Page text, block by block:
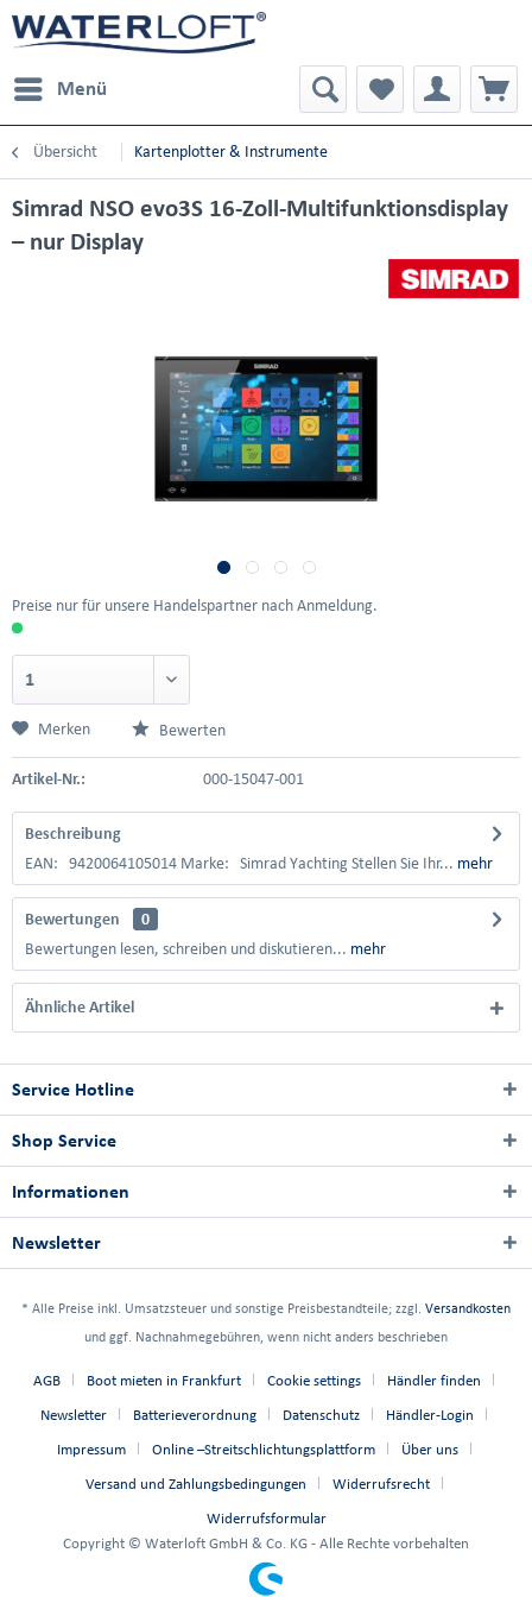
Menü
Übersicht Kartenplotter & Instrumente
Simrad NSO evo3S 16-Zoll-Multifunktionsdisplay
– nur Display
Preise nur für unsere Handelspartner nach Anmeldung.
Merken Bewerten
Artikel-Nr.: 000-15047-001
Beschreibung
EAN: 9420064105014 Marke: Simrad Yachting Stellen Sie Ihr... mehr
Bewertungen
0
Bewertungen lesen, schreiben und diskutieren... mehr
Ähnliche Artikel
Service Hotline
Shop Service
Informationen
Newsletter
* Alle Preise inkl. Umsatzsteuer und sonstige Preisbestandteile; zzgl. Versandkosten
und ggf. Nachnahmegebühren, wenn nicht anders beschrieben
AGB Boot mieten in Frankfurt Cookie settings Händler finden
Newsletter Batterieverordnung Datenschutz Händler-Login
Impressum Online –Streitschlichtungsplattform Über uns
Versand und Zahlungsbedingungen Widerrufsrecht
Widerrufsformular
Copyright © Waterloft GmbH & Co. KG - Alle Rechte vorbehalten